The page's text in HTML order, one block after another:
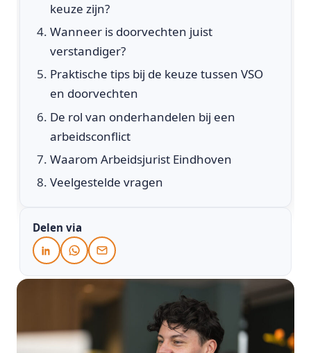
keuze zijn?
Wanneer is doorvechten juist
verstandiger?
Praktische tips bij de keuze tussen VSO
en doorvechten
De rol van onderhandelen bij een
arbeidsconflict
Waarom Arbeidsjurist Eindhoven
Veelgestelde vragen
Delen via